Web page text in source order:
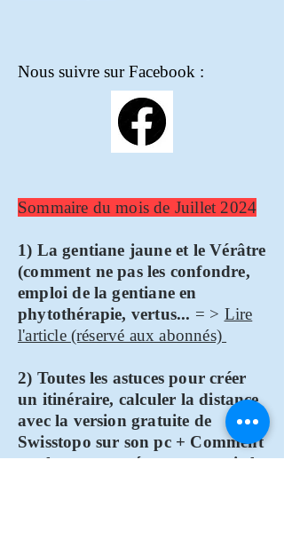
​Nous suivre sur Facebook :
Sommaire du mois de Juillet 2024
1) La gentiane jaune et le Vérâtre
(comment ne pas les confondre,
emploi de la gentiane en
phytothérapie, vertus... = > Lire
l'article (réservé aux abonnés)
2) Toutes les astuces pour créer
un itinéraire, calculer la distance
avec la version gratuite de
Swisstopo sur son pc + Comment
stocker son tracé pour pouvoir le